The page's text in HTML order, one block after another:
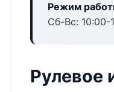
Режим
Сб-Вс: 10:00-
Рулевое